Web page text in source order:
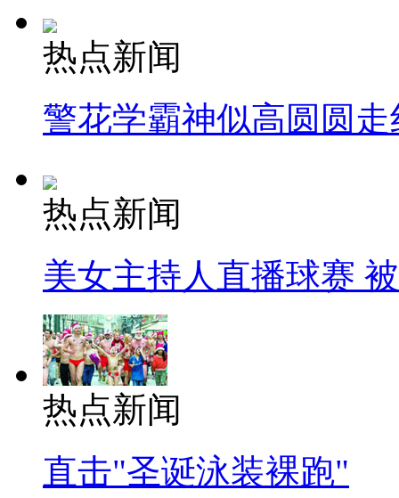
热点新闻
警花学霸神似高圆圆走
热点新闻
美女主持人直播球赛
热点新闻
直击"圣诞泳装裸跑"